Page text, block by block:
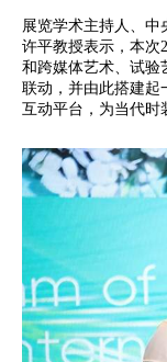
展览学术主持人、中
许平教授表示，本次
和跨媒体艺术、试验
联动，并由此搭建起
互动平台，为当代时